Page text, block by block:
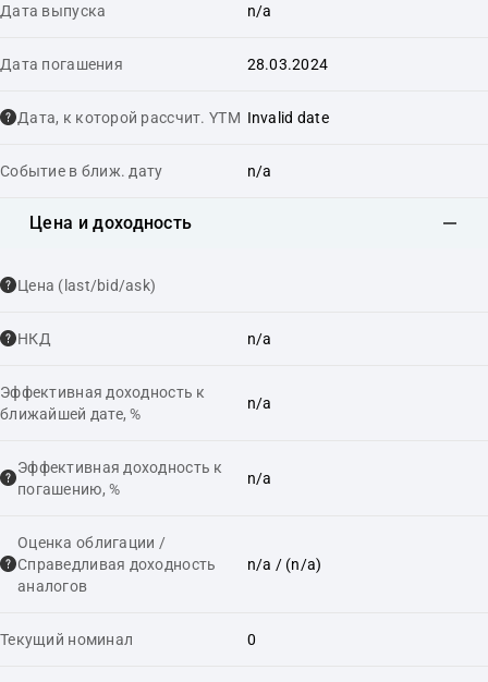
Дата выпуска n/a
Дата погашения 28.03.2024
Дата, к которой рассчит. YTM Invalid date
Событие в ближ. дату n/a
Цена и доходность
Цена (last/bid/ask)
НКД n/a
Эффективная доходность к
ближайшей дате, %
n/a
Эффективная доходность к
погашению, %
n/a
Оценка облигации /
Справедливая доходность
аналогов
n/a / (n/a)
Текущий номинал 0